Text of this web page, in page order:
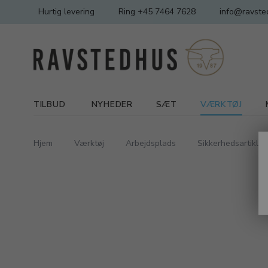
Hurtig levering Ring +45 7464 7628
TILBUD NYHEDER SÆT VÆRKTØJ
Hjem Værktøj Arbejdsplads Sikkerhedsartikler